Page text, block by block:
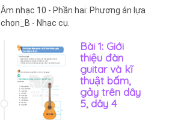
Âm nhạc 10 - Phần hai: Phương án lựa
chọn_B - Nhạc cụ.
Bài 1: Giới
thiệu đàn
guitar và kĩ
thuật bấm,
gảy trên dây
5, dây 4